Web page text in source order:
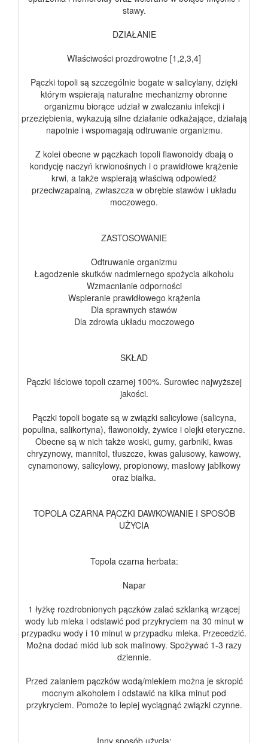
stawy.
DZIAŁANIE
Właściwości prozdrowotne [1,2,3,4]
Pączki topoli są szczególnie bogate w salicylany, dzięki
którym wspierają naturalne mechanizmy obronne
organizmu biorące udział w zwalczaniu infekcji i
przeziębienia, wykazują silne działanie odkażające, działają
napotnie i wspomagają odtruwanie organizmu.
Z kolei obecne w pączkach topoli flawonoidy dbają o
kondycję naczyń krwionośnych i o prawidłowe krążenie
krwi, a także wspierają właściwą odpowiedź
przeciwzapalną, zwłaszcza w obrębie stawów i układu
moczowego.
ZASTOSOWANIE
Odtruwanie organizmu
Łagodzenie skutków nadmiernego spożycia alkoholu
Wzmacnianie odporności
Wspieranie prawidłowego krążenia
Dla sprawnych stawów
Dla zdrowia układu moczowego
SKŁAD
Pączki liściowe topoli czarnej 100%. Surowiec najwyższej
jakości.
Pączki topoli bogate są w związki salicylowe (salicyna,
populina, salikortyna), flawonoidy, żywice i olejki eteryczne.
Obecne są w nich także woski, gumy, garbniki, kwas
chryzynowy, mannitol, tłuszcze, kwas galusowy, kawowy,
cynamonowy, salicylowy, propionowy, masłowy jabłkowy
oraz białka.
TOPOLA CZARNA PĄCZKI DAWKOWANIE I SPOSÓB
UŻYCIA
Topola czarna herbata:
Napar
1 łyżkę rozdrobnionych pączków zalać szklanką wrzącej
wody lub mleka i odstawić pod przykryciem na 30 minut w
przypadku wody i 10 minut w przypadku mleka. Przecedzić.
Można dodać miód lub sok malinowy. Spożywać 1-3 razy
dziennie.
Przed zalaniem pączków wodą/mlekiem można je skropić
mocnym alkoholem i odstawić na kilka minut pod
przykryciem. Pomoże to lepiej wyciągnąć związki czynne.